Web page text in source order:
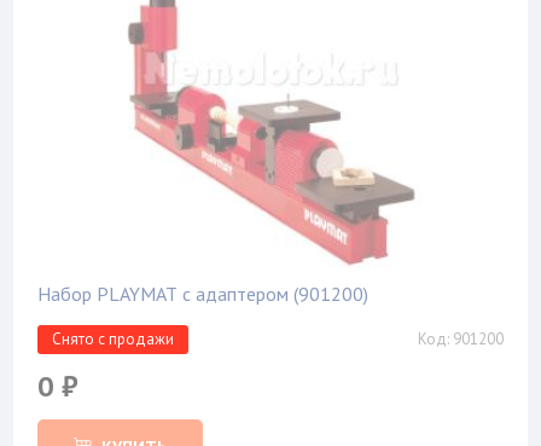
Набор PLAYMAT с адаптером (901200)
Снято с продажи Код: 901200
0 ₽